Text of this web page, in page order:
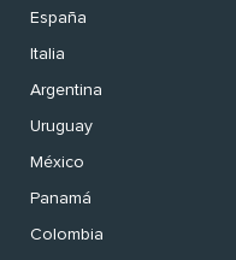
España
Italia
Argentina
Uruguay
México
Panamá
Colombia